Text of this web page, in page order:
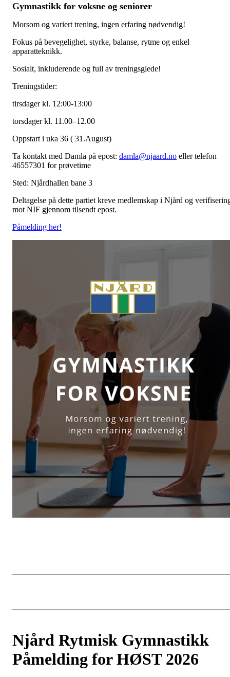
Gymnastikk for voksne og seniorer
Morsom og variert trening, ingen erfaring nødvendig!
Fokus på bevegelighet, styrke, balanse, rytme og enkel
apparatteknikk.
Sosialt, inkluderende og full av treningsglede!
Treningstider:
tirsdager kl. 12:00-13:00
torsdager kl. 11.00–12.00
Oppstart i uka 36 ( 31.August)
Ta kontakt med Damla på epost: damla@njaard.no eller telefon
46557301 for prøvetime
Sted: Njårdhallen bane 3
Deltagelse på dette partiet kreve medlemskap i Njård og
mot NIF gjennom tilsendt epost.
Påmelding her!
Njård Rytmisk Gymnastikk
Påmelding for HØST 2026